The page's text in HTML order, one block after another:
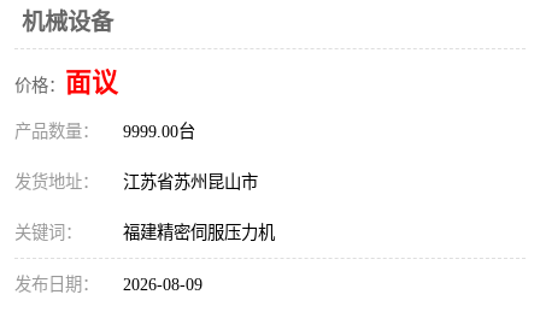
机械设备
价格： 面议
产品数量： 9999.00台
发货地址： 江苏省苏州昆山市
关键词： 福建精密伺服压力机
发布日期： 2026-08-09